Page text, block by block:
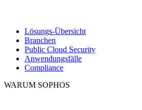
Lösungs-Übersicht
Branchen
Public Cloud Security
Anwendungsfälle
Compliance
WARUM SOPHOS